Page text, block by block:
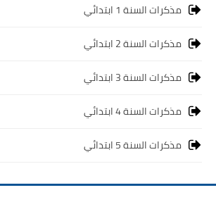
مذكرات السنة 1 ابتدائي
مذكرات السنة 2 ابتدائي
مذكرات السنة 3 ابتدائي
مذكرات السنة 4 ابتدائي
مذكرات السنة 5 ابتدائي